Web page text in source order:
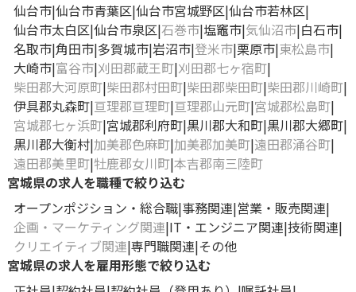
仙台市 仙台市青葉区 仙台市宮城野区 仙台市若林区
仙台市太白区 仙台市泉区 石巻市 塩竈市 気仙沼市 白石市
名取市 角田市 多賀城市 岩沼市 登米市 栗原市 東松島市
大崎市 富谷市 刈田郡蔵王町 刈田郡七ヶ宿町
柴田郡大河原町 柴田郡村田町 柴田郡柴田町 柴田郡川崎町
伊具郡丸森町 亘理郡亘理町 亘理郡山元町 宮城郡松島町
宮城郡七ヶ浜町 宮城郡利府町 黒川郡大和町 黒川郡大郷町
黒川郡大衡村 加美郡色麻町 加美郡加美町 遠田郡涌谷町
遠田郡美里町 牡鹿郡女川町 本吉郡南三陸町
宮城県の求人を職種で絞り込む
オープンポジション・総合職 事務関連 営業・販売関連
企画・マーケティング関連 IT・エンジニア関連 技術関連
クリエイティブ関連 専門職関連 その他
宮城県の求人を雇用形態で絞り込む